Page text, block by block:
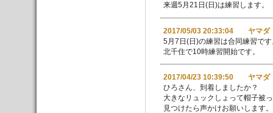
来週5月21日(日)は練習します。
2017/05/03 20:33:04 ヤマダ
5月7日(日)の練習は合同練習で
北千住で10時練習開始です。
2017/04/23 10:39:50 ヤマダ
ひろさん、到着しましたか？
大きなリュックしょって帽子被
見つけたら声かけお願いします。